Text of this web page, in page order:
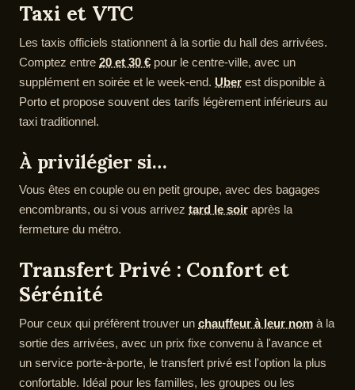
Taxi et VTC
Les taxis officiels stationnent à la sortie du hall des arrivées.
Comptez entre 20 et 30 € pour le centre-ville, avec un
supplément en soirée et le week-end. Uber est disponible à
Porto et propose souvent des tarifs légèrement inférieurs au
taxi traditionnel.
À privilégier si…
Vous êtes en couple ou en petit groupe, avec des bagages
encombrants, ou si vous arrivez tard le soir après la
fermeture du métro.
Transfert Privé : Confort et
Sérénité
Pour ceux qui préfèrent trouver un chauffeur à leur nom à la
sortie des arrivées, avec un prix fixe convenu à l'avance et
un service porte-à-porte, le transfert privé est l'option la plus
confortable. Idéal pour les familles, les groupes ou les